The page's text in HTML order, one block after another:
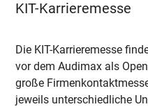
KIT-Karrieremesse
Die KIT-Karrieremesse
vor dem Audimax als
große
jeweils unterschiedliche